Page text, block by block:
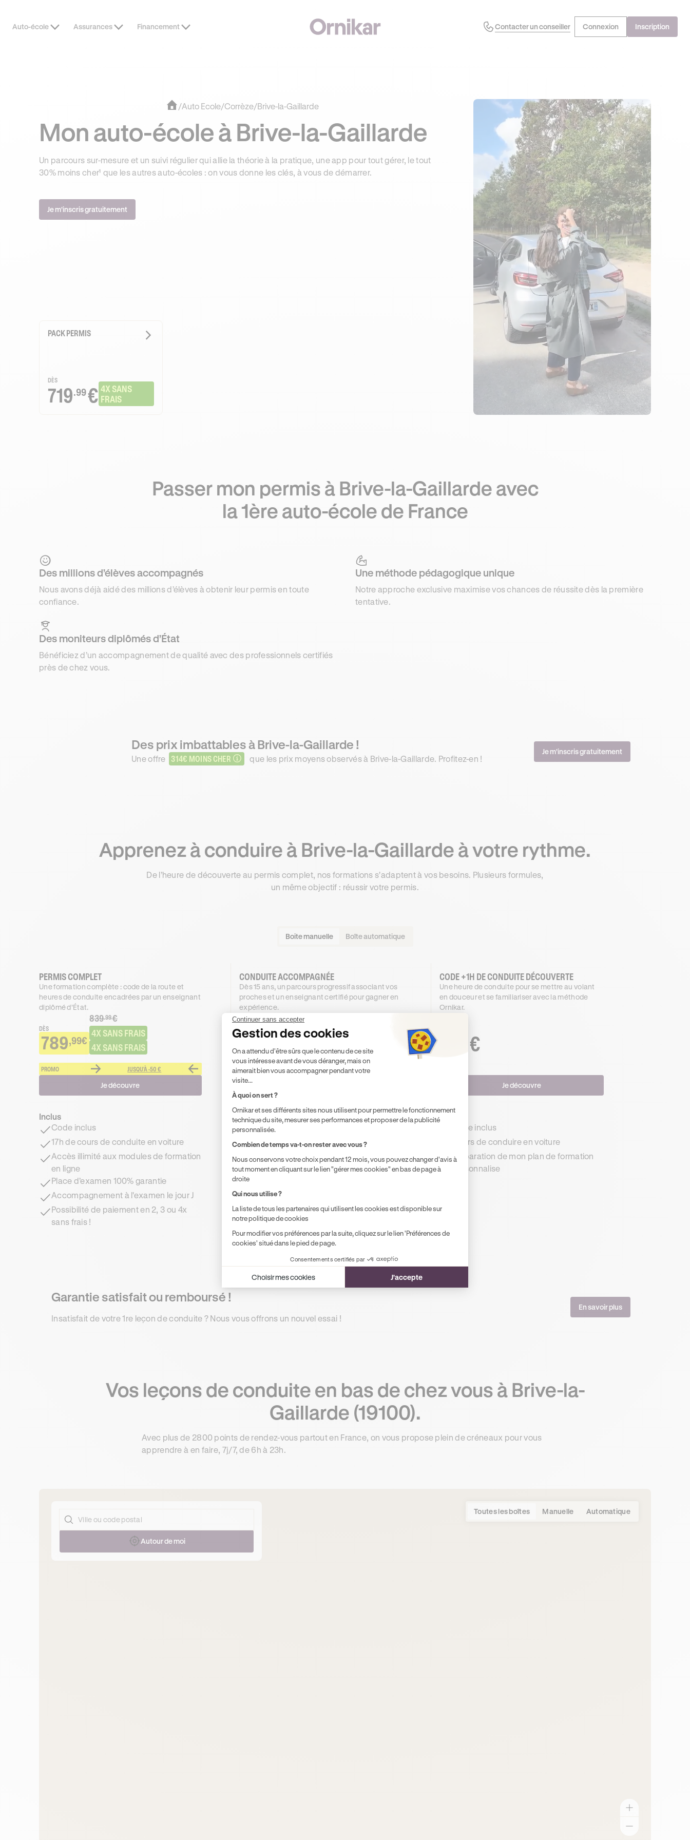
OFFRE EXCLUSIVE JUSQU’À 170€ OFFERTS AVEC REVOLUT + 3 MOIS DEEZER PREMIUM OFFERTS* ! J'EN PROFITE ! OFFRE EXCLUSIVE
Auto-école Assurances Financement Contacter un conseiller Connexion Inscription
/Auto Ecole/Corrèze/Brive-la-Gaillarde
Mon auto-école à Brive-la-Gaillarde
Un parcours sur-mesure et un suivi régulier qui allie la théorie à la pratique, une app pour tout gérer, le tout
30% moins cher¹ que les autres auto-écoles : on vous donne les clés, à vous de démarrer.
Je m'inscris gratuitement
PACK PERMIS
DÈS
719.99€ 4X SANS
FRAIS
Passer mon permis à Brive-la-Gaillarde avec
la 1ère auto-école de France
Des millions d’élèves accompagnés
Nous avons déjà aidé des millions d’élèves à obtenir leur permis en toute
confiance.
Une méthode pédagogique unique
Notre approche exclusive maximise vos chances de réussite dès la première
tentative.
Des moniteurs diplômés d’État
Bénéficiez d’un accompagnement de qualité avec des professionnels certifiés
près de chez vous.
Des prix imbattables à Brive-la-Gaillarde !
Une offre 314€ MOINS CHER que les prix moyens observés à Brive-la-Gaillarde. Profitez-en !
Je m'inscris gratuitement
Apprenez à conduire à Brive-la-Gaillarde à votre rythme.
De l’heure de découverte au permis complet, nos formations s'adaptent à vos besoins. Plusieurs formules,
un même objectif : réussir votre permis.
Boite manuelle Boîte automatique
PERMIS COMPLET
Une formation complète : code de la route et
heures de conduite encadrées par un enseignant
diplômé d’État.
DÈS
789,99€
839 .99€
4X SANS FRAIS
4X SANS FRAIS
PROMO JUSQU'À -50 €
Je découvre
Inclus
Code inclus
17h de cours de conduite en voiture
Accès illimité aux modules de formation
en ligne
Place d’examen 100% garantie
Accompagnement à l'examen le jour J
Possibilité de paiement en 2, 3 ou 4x
sans frais !
CONDUITE ACCOMPAGNÉE
Dès 15 ans, un parcours progressif associant vos
proches et un enseignant certifié pour gagner en
expérience.
DÈS
934,99€
1034
4X SANS FRAIS
4X SANS FRAIS
PROMO -100 €
Inclus
Code inclus
20h de cours de conduite en voiture
Accès illimité aux modules de formation
en ligne
Accompagnement à l'examen le jour J
Possibilité de paiement en 2, 3 ou 4x
sans frais !
CODE +1H DE CONDUITE DÉCOUVERTE
Une heure de conduite pour se mettre au volant
en douceur et se familiariser avec la méthode
Ornikar.
€
Je découvre
Inclus
Code inclus
Cours de conduire en voiture
Préparation de mon plan de formation
personnalise
Garantie satisfait ou remboursé !
Insatisfait de votre 1re leçon de conduite ? Nous vous offrons un nouvel essai !
En savoir plus
Vos leçons de conduite en bas de chez vous à Brive-la-
Gaillarde (19100).
Avec plus de 2800 points de rendez-vous partout en France, on vous propose plein de créneaux pour vous
apprendre à en faire, 7j/7, de 6h à 23h.
Autour de moi
Toutes les boîtes Manuelle Automatique
Continuer sans accepter
Gestion des cookies
Plateforme de Gestion du Consentement : Personnalisez vos Options
On a attendu d'être sûrs que le contenu de ce site
vous intéresse avant de vous déranger, mais on
aimerait bien vous accompagner pendant votre
visite...
À quoi on sert ?
Ornikar et ses différents sites nous utilisent pour permettre le fonctionnement
technique du site, mesurer ses performances et proposer de la publicité
personnalisée.
Combien de temps va-t-on rester avec vous ?
Nous conservons votre choix pendant 12 mois, vous pouvez changer d'avis à
tout moment en cliquant sur le lien "gérer mes cookies" en bas de page à
droite
Qui nous utilise ?
La liste de tous les partenaires qui utilisent les cookies est disponible sur
notre politique de cookies
Pour modifier vos préférences par la suite, cliquez sur le lien 'Préférences de
cookies' situé dans le pied de page.
Consentements certifiés par
Choisir mes cookies J'accepte
Axeptio consent